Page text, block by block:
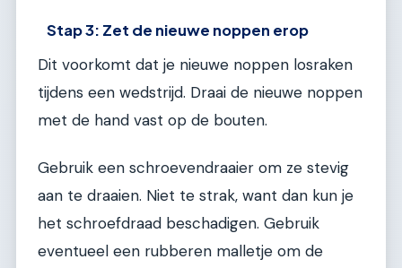
Stap 3: Zet de nieuwe noppen erop
Dit voorkomt dat je nieuwe noppen losraken
tijdens een wedstrijd. Draai de nieuwe noppen
met de hand vast op de bouten.
Gebruik een schroevendraaier om ze stevig
aan te draaien. Niet te strak, want dan kun je
het schroefdraad beschadigen. Gebruik
eventueel een rubberen malletje om de